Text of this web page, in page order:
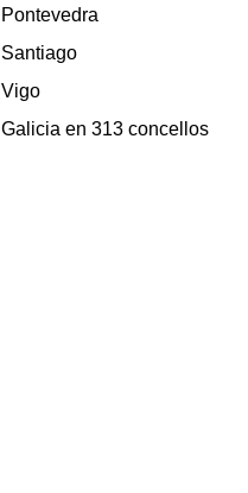
Pontevedra
Santiago
Vigo
Galicia en 313 concellos